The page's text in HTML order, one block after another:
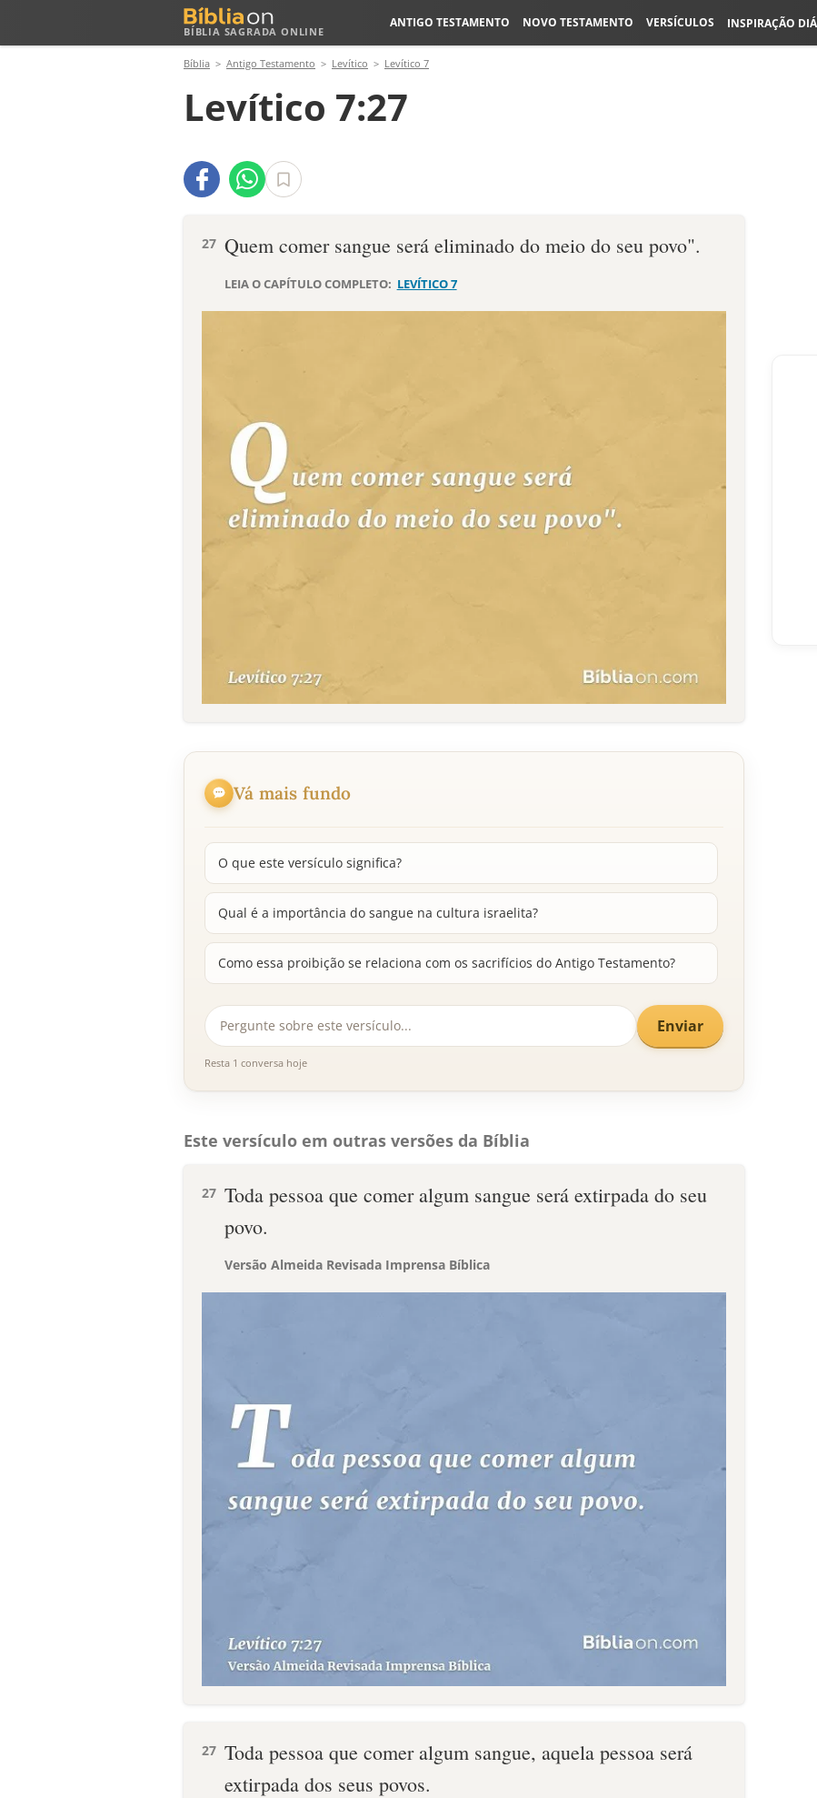
BÍBLIA SAGRADA ONLINE
ANTIGO TESTAMENTO NOVO TESTAMENTO VERSÍCULOS INSPIRAÇÃO
Bíblia Antigo Testamento Levítico Levítico 7
Levítico 7:27
27 Quem comer sangue será eliminado do meio do seu povo".
LEIA O CAPÍTULO COMPLETO: LEVÍTICO 7
Vá mais fundo
O que este versículo significa?
Qual é a importância do sangue na cultura israelita?
Como essa proibição se relaciona com os sacrifícios do Antigo Testamento?
Enviar
Resta 1 conversa hoje
Este versículo em outras versões da Bíblia
27 Toda pessoa que comer algum sangue será extirpada do seu
povo.
Versão Almeida Revisada Imprensa Bíblica
27 Toda pessoa que comer algum sangue, aquela pessoa será
extirpada dos seus povos.